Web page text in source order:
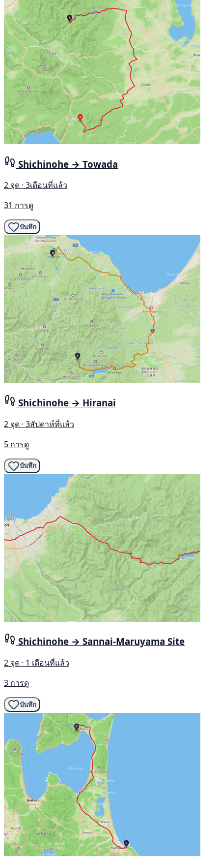
Shichinohe → Towada
2 จุด · 3เดือนที่แล้ว
31 การดู
บันทึก
Shichinohe → Hiranai
2 จุด · 3สัปดาห์ที่แล้ว
5 การดู
บันทึก
Shichinohe → Sannai-Maruyama Site
2 จุด · 1 เดือนที่แล้ว
3 การดู
บันทึก